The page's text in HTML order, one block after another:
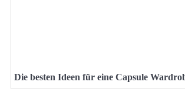
Die besten Ideen für eine Capsule